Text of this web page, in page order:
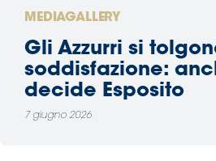
MEDIAGALLERY
Gli Azzurri si
soddisfazione:
decide Esposito
7 giugno 2026